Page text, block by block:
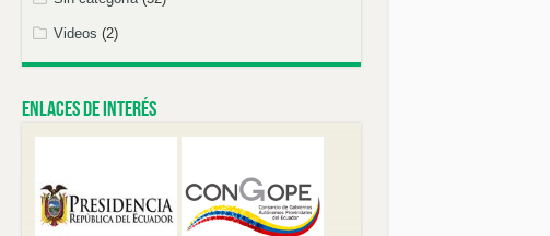
Videos (2)
Enlaces de Interés